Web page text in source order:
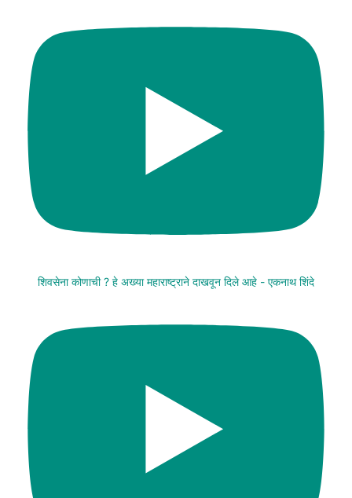
शिवसेना कोणाची ? हे अख्या महाराष्ट्राने दाखवून दिले आहे - एकनाथ शिंदे